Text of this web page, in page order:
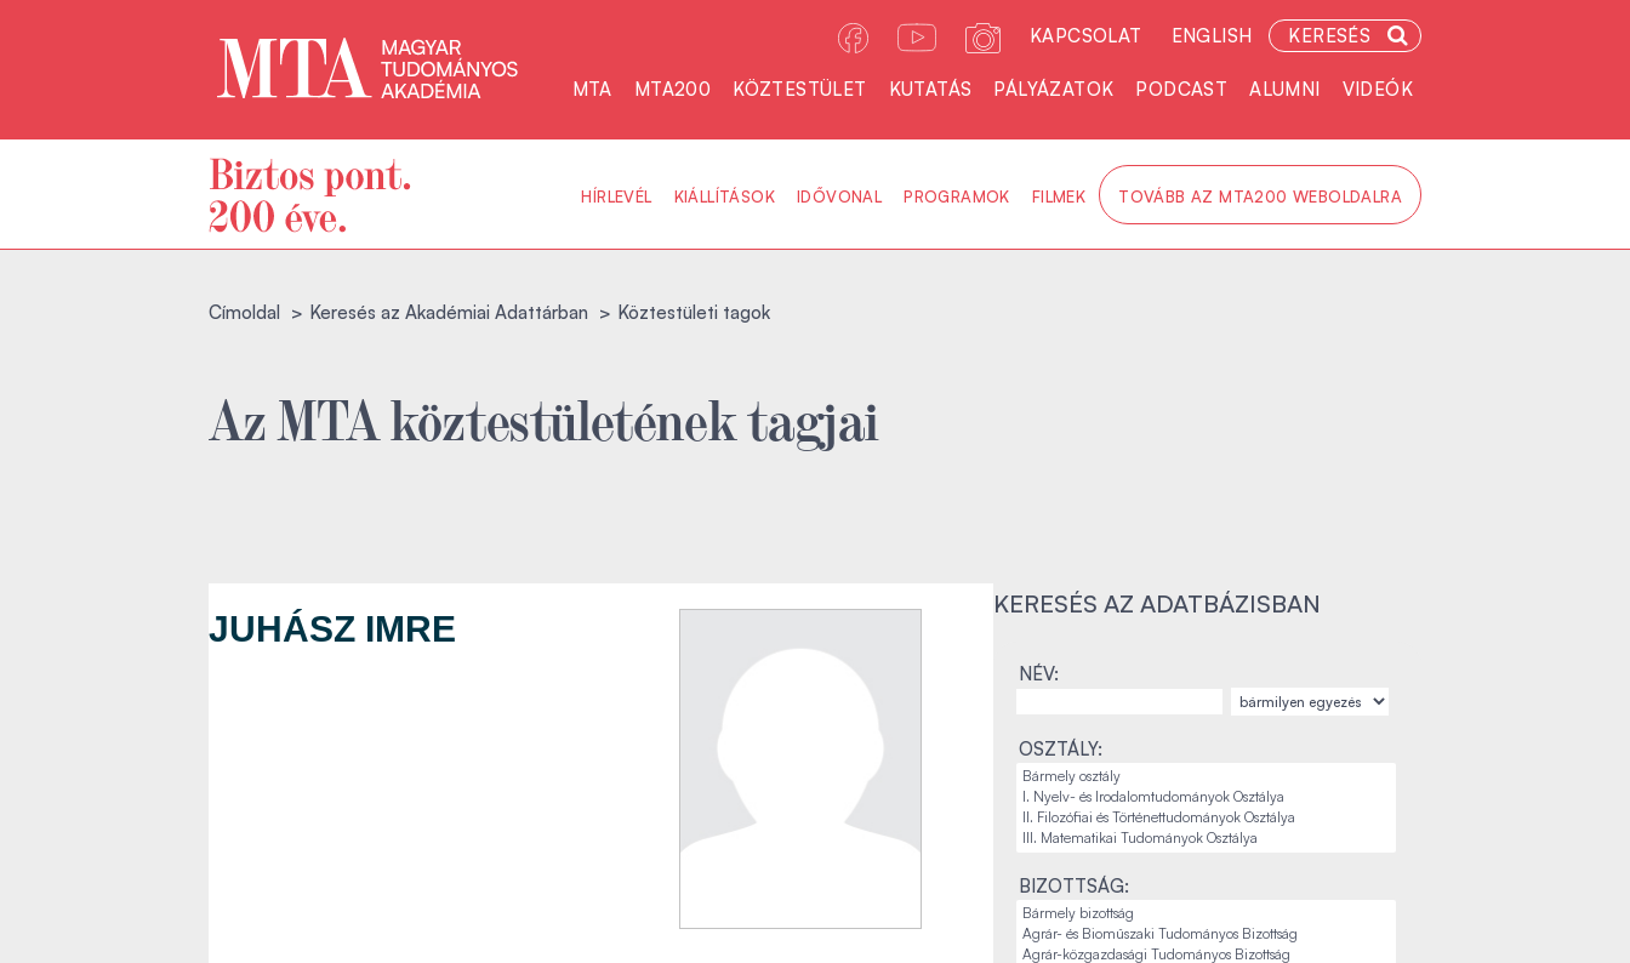
KAPCSOLAT ENGLISH KERESÉS
MTA MTA200 KÖZTESTÜLET KUTATÁS PÁLYÁZATOK PODCAST ALUMNI VIDEÓK
HÍRLEVÉL KIÁLLÍTÁSOK IDŐVONAL PROGRAMOK FILMEK TOVÁBB AZ MTA200 WEBOLDALRA
Címoldal Keresés az Akadémiai Adattárban Köztestületi tagok
Az MTA köztestületének tagjai
JUHÁSZ IMRE
KERESÉS AZ ADATBÁZISBAN
NÉV:
OSZTÁLY:
BIZOTTSÁG: